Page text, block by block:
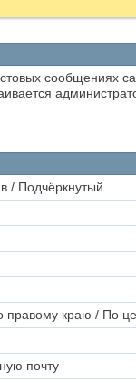
сообщениях
/ Подчёркнутый
правому краю / По
почту